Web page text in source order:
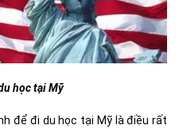
học tại Mỹ
để đi du học tại Mỹ là điều rất